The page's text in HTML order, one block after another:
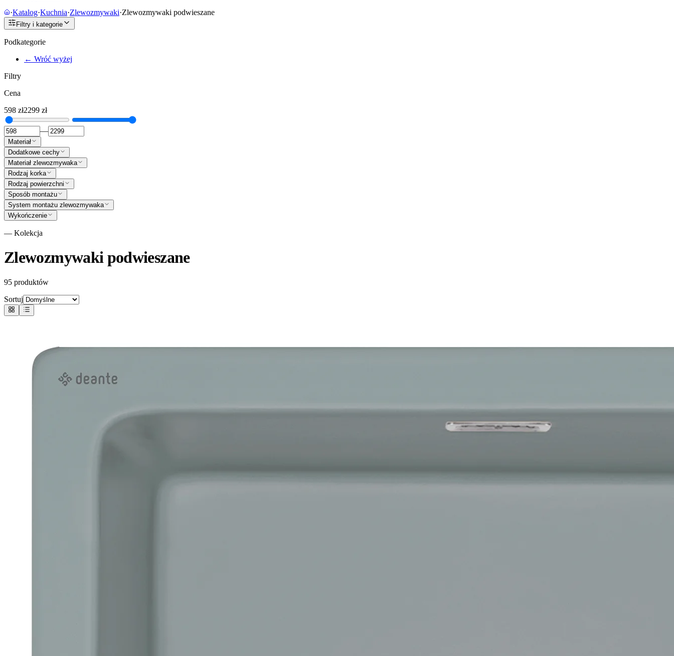
·Katalog·Kuchnia·Zlewozmywaki·Zlewozmywaki podwieszane
Filtry i kategorie
Podkategorie
← Wróć wyżej
Filtry
Cena
598 zł2299 zł
—
Materiał
Dodatkowe cechy
Materiał zlewozmywaka
Rodzaj korka
Rodzaj powierzchni
Sposób montażu
System montażu zlewozmywaka
Wykończenie
— Kolekcja
Zlewozmywaki podwieszane
95 produktów
Sortuj